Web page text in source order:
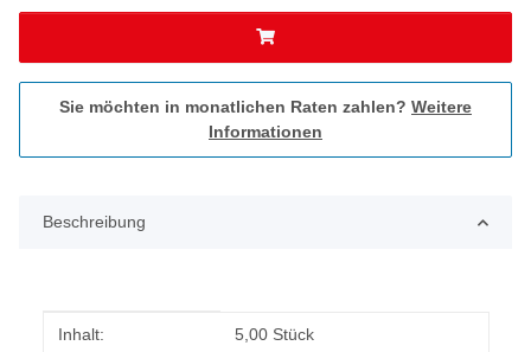
Sie möchten in monatlichen Raten zahlen? Weitere
Informationen
Beschreibung
Produkteigenschaft
Wert
Inhalt: 5,00 Stück